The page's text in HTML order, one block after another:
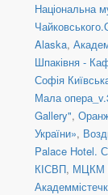
Національна
Alaska,
Шпаківня -
Софія
Мала
Gallery",
України»,
Palace Hotel.
КІСВП, МЦКМ